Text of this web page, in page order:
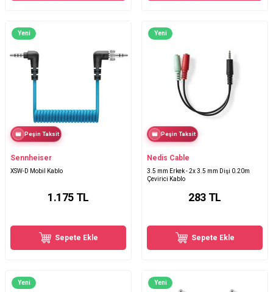
Yeni
Peşin Taksit
Sennheiser
XSW-D Mobil Kablo
1.175 TL
Sepete Ekle
Yeni
Peşin Taksit
Nedis Cable
3.5 mm Erkek - 2x 3.5 mm Dişi 0.20m
Çevirici Kablo
283 TL
Sepete Ekle
Yeni Yeni